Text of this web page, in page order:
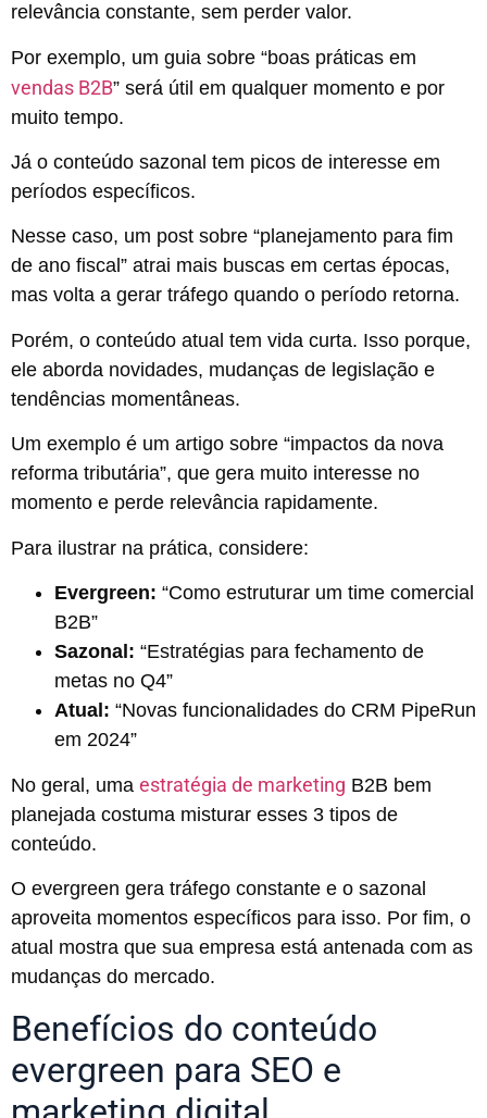
relevância constante, sem perder valor.
Por exemplo, um guia sobre “boas práticas em
vendas B2B” será útil em qualquer momento e por
muito tempo.
Já o conteúdo sazonal tem picos de interesse em
períodos específicos.
Nesse caso, um post sobre “planejamento para fim
de ano fiscal” atrai mais buscas em certas épocas,
mas volta a gerar tráfego quando o período retorna.
Porém, o conteúdo atual tem vida curta. Isso porque,
ele aborda novidades, mudanças de legislação e
tendências momentâneas.
Um exemplo é um artigo sobre “impactos da nova
reforma tributária”, que gera muito interesse no
momento e perde relevância rapidamente.
Para ilustrar na prática, considere:
Evergreen: “Como estruturar um time comercial
B2B”
Sazonal: “Estratégias para fechamento de
metas no Q4”
Atual: “Novas funcionalidades do CRM PipeRun
em 2024”
No geral, uma estratégia de marketing B2B bem
planejada costuma misturar esses 3 tipos de
conteúdo.
O evergreen gera tráfego constante e o sazonal
aproveita momentos específicos para isso. Por fim, o
atual mostra que sua empresa está antenada com as
mudanças do mercado.
Benefícios do conteúdo
evergreen para SEO e